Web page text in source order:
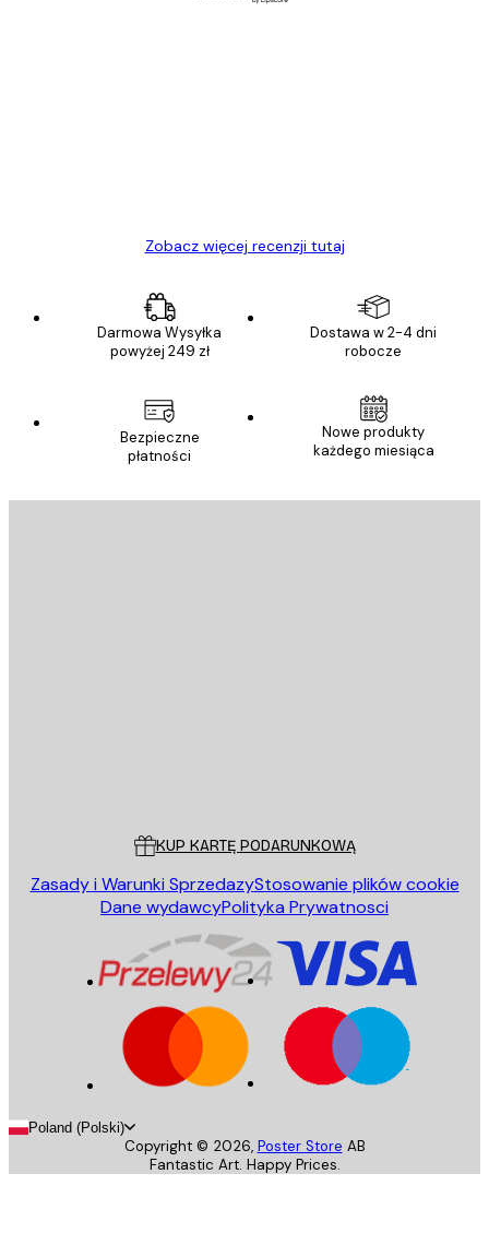
Zobacz więcej recenzji tutaj
Darmowa Wysyłka
powyżej 249 zł
Dostawa w 2-4 dni
robocze
Bezpieczne
płatności
Nowe produkty
każdego miesiąca
KUP KARTĘ PODARUNKOWĄ
Zasady i Warunki SprzedazyStosowanie plików cookie
Dane wydawcyPolityka Prywatnosci
Poland (Polski)
Copyright © 2026, Poster Store AB
Fantastic Art. Happy Prices.